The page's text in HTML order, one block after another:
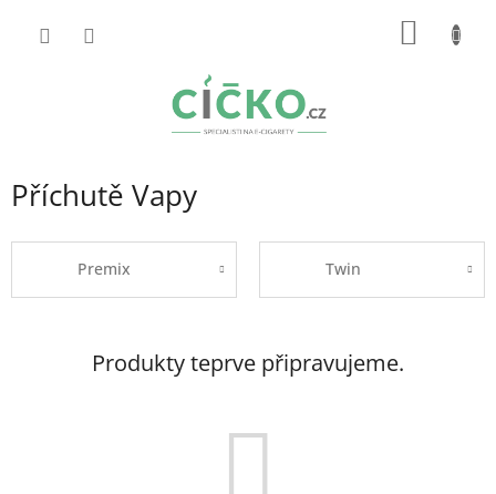
Příchutě Vapy
Premix Twin
Produkty teprve připravujeme.